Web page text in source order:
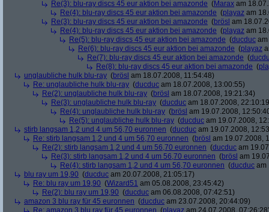
Re(3): blu-ray discs 45 eur aktion bei amazonde (Marax am
Re(4): blu-ray discs 45 eur aktion bei amazonde (playaz am
Re(3): blu-ray discs 45 eur aktion bei amazonde (brösl am
Re(4): blu-ray discs 45 eur aktion bei amazonde (playaz am
Re(5): blu-ray discs 45 eur aktion bei amazonde (ducduc
Re(6): blu-ray discs 45 eur aktion bei amazonde (playaz
Re(7): blu-ray discs 45 eur aktion bei amazonde (
Re(8): blu-ray discs 45 eur aktion bei amazonde (
unglaubliche hulk blu-ray (brösl am 18.07.2008, 11:54:48)
Re: unglaubliche hulk blu-ray (ducduc am 18.07.2008, 13:00:55)
Re(2): unglaubliche hulk blu-ray (brösl am 18.07.2008, 19:21:34)
Re(3): unglaubliche hulk blu-ray (ducduc am 18.07.2008,
Re(4): unglaubliche hulk blu-ray (brösl am 19.07.2008,
Re(5): unglaubliche hulk blu-ray (ducduc am 19.07.2008,
stirb langsam 1,2 und 4 um 56,70 euronnen (ducduc am 19.07.2008,
Re: stirb langsam 1,2 und 4 um 56,70 euronnen (brösl am 19.07.2008,
Re(2): stirb langsam 1,2 und 4 um 56,70 euronnen (ducduc am
Re(3): stirb langsam 1,2 und 4 um 56,70 euronnen (brösl am
Re(4): stirb langsam 1,2 und 4 um 56,70 euronnen (ducduc am
blu ray um 19,90 (ducduc am 20.07.2008, 21:05:17)
Re: blu ray um 19,90 (Wizard51 am 05.08.2008, 23:45:42)
Re(2): blu ray um 19,90 (ducduc am 06.08.2008, 07:42:51)
amazon 3 blu ray für 45 euronnen (ducduc am 23.07.2008, 20:44:09)
Re: amazon 3 blu ray für 45 euronnen (playaz am 24.07.2008,